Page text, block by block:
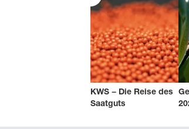
KWS − Die Reise des
Saatguts